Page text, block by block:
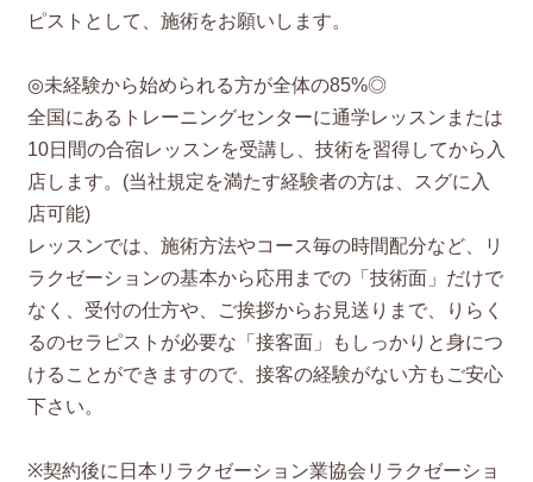
ピストとして、施術をお願いします。
◎未経験から始められる方が全体の85%◎
全国にあるトレーニングセンターに通学レッスンまたは
10日間の合宿レッスンを受講し、技術を習得してから入
店します。(当社規定を満たす経験者の方は、スグに入
店可能)
レッスンでは、施術方法やコース毎の時間配分など、リ
ラクゼーションの基本から応用までの「技術面」だけで
なく、受付の仕方や、ご挨拶からお見送りまで、りらく
るのセラピストが必要な「接客面」もしっかりと身につ
けることができますので、接客の経験がない方もご安心
下さい。
※契約後に日本リラクゼーション業協会リラクゼーショ